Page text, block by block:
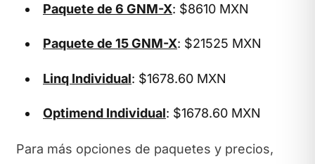
Paquete de 6 GNM-X: $8610 MXN
Paquete de 15 GNM-X: $21525 MXN
Linq Individual: $1678.60 MXN
Optimend Individual: $1678.60 MXN
Para más opciones de paquetes y precios,